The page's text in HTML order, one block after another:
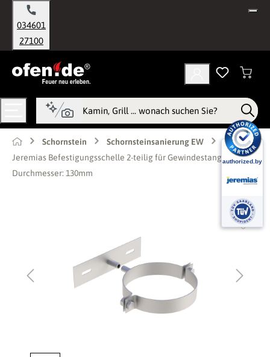
springen
034601
27100
Schornstein
Schornsteinsanierung EW
Jeremias Befestigungsschelle 2-teilig für Gewindestange M10 -
Durchmesser: 130mm